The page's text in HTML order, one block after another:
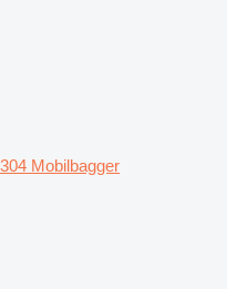
Mobilbagger